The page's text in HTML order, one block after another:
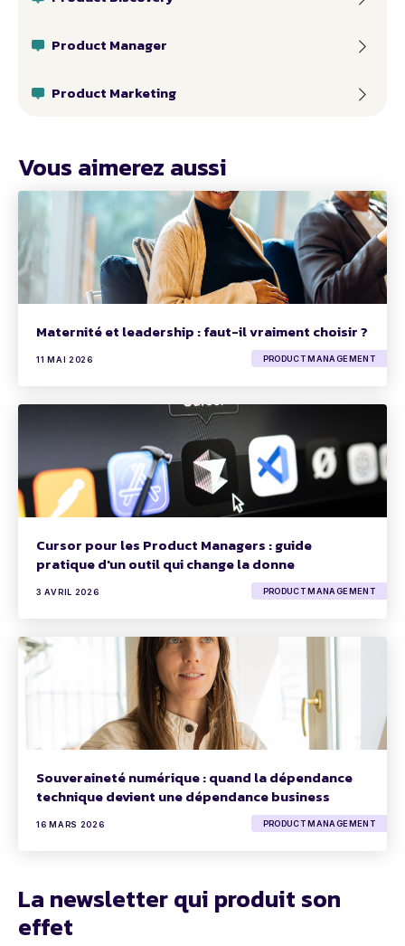
Product Manager
Product Marketing
Vous aimerez aussi
Maternité et leadership : faut-il vraiment choisir ?
11 MAI 2026 PRODUCT MANAGEMENT
Cursor pour les Product Managers : guide
pratique d'un outil qui change la donne
3 AVRIL 2026 PRODUCT MANAGEMENT
Souveraineté numérique : quand la dépendance
technique devient une dépendance business
16 MARS 2026 PRODUCT MANAGEMENT
La newsletter qui produit son
effet